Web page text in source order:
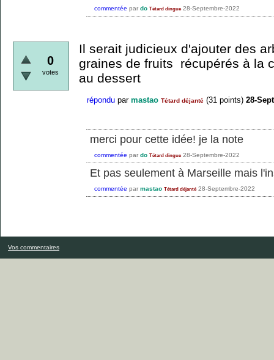
commentée par do Tétard dingue 28-Septembre-2022
0
votes
Il serait judicieux d'ajouter des
graines de fruits récupérés à la
au dessert
répondu par mastao Tétard déjanté (31 points) 28-
merci pour cette idée! je la note
commentée par do Tétard dingue 28-Septembre-2022
Et pas seulement à Marseille mais
commentée par mastao Tétard déjanté 28-Septembre-2022
Vos commentaires